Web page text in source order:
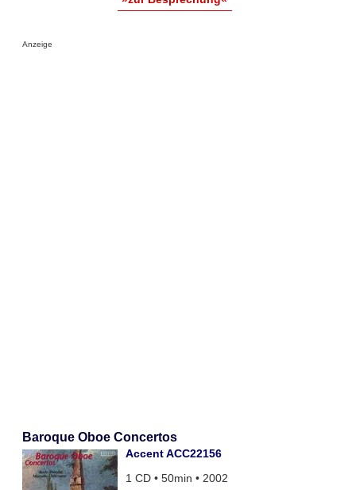
Anzeige
Baroque Oboe Concertos
Accent ACC22156
1 CD • 50min • 2002